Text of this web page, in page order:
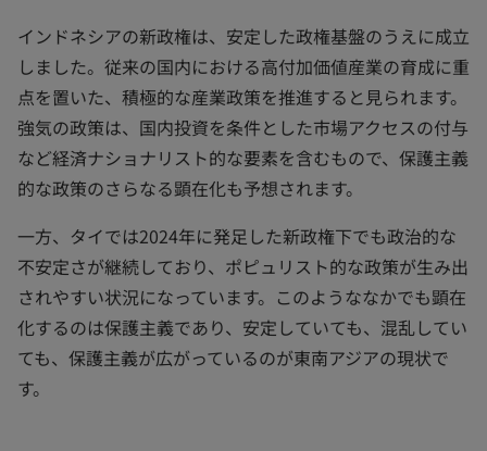
インドネシアの新政権は、安定した政権基盤のうえに成立
しました。従来の国内における高付加価値産業の育成に重
点を置いた、積極的な産業政策を推進すると見られます。
強気の政策は、国内投資を条件とした市場アクセスの付与
など経済ナショナリスト的な要素を含むもので、保護主義
的な政策のさらなる顕在化も予想されます。
一方、タイでは2024年に発足した新政権下でも政治的な
不安定さが継続しており、ポピュリスト的な政策が生み出
されやすい状況になっています。このようななかでも顕在
化するのは保護主義であり、安定していても、混乱してい
ても、保護主義が広がっているのが東南アジアの現状で
す。